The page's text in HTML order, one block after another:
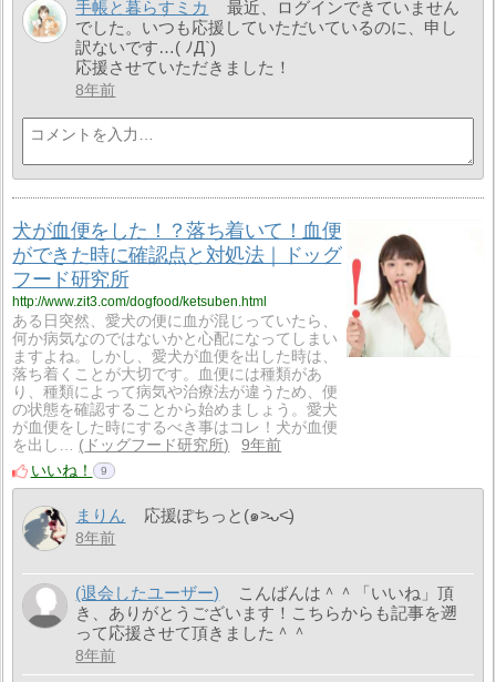
手帳と暮らすミカ
最近、ログインできていません
でした。いつも応援していただいているのに、申し
訳ないです…( ﾉД`)
応援させていただきました！
8年前
犬が血便をした！？落ち着いて！血便
ができた時に確認点と対処法｜ドッグ
フード研究所
http://www.zit3.com/dogfood/ketsuben.html
ある日突然、愛犬の便に血が混じっていたら、
何か病気なのではないかと心配になってしまい
ますよね。しかし、愛犬が血便を出した時は、
落ち着くことが大切です。血便には種類があ
り、種類によって病気や治療法が違うため、便
の状態を確認することから始めましょう。愛犬
が血便をした時にするべき事はコレ！犬が血便
を出し…
ドッグフード研究所
9年前
いいね！
9
まりん 応援ぽちっと(๑˃̵ᴗ˂̵)
8年前
(退会したユーザー)
こんばんは＾＾「いいね」頂
き、ありがとうございます！こちらからも記事を遡
って応援させて頂きました＾＾
8年前